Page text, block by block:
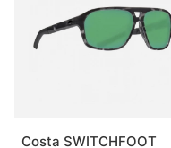
Costa SWITCHFOOT